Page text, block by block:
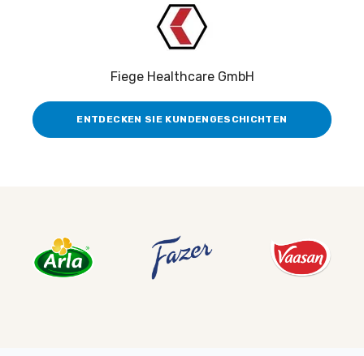
Fiege Healthcare GmbH
ENTDECKEN SIE KUNDENGESCHICHTEN